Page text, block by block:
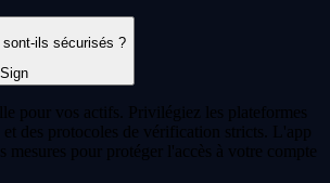
ils sécurisés ?
pour vos actifs. Privilégiez les plateformes
des protocoles de vérification stricts. L'app
mesures pour protéger l'accès à votre compte